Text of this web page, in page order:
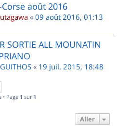
août 2016
utagawa « 09 août 2016, 01:13
SORTIE ALL MOUNATIN
GUITHOS « 19 juil. 2015, 18:48
• Page 1 sur 1
Aller